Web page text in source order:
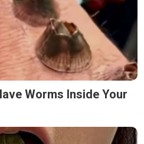
Worms Inside Your